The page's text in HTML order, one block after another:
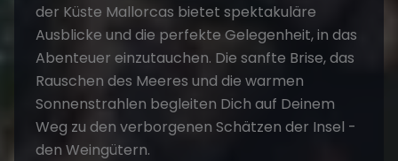
der Küste Mallorcas bietet spektakuläre
Ausblicke und die perfekte Gelegenheit, in das
Abenteuer einzutauchen. Die sanfte Brise, das
Rauschen des Meeres und die warmen
Sonnenstrahlen begleiten Dich auf Deinem
Weg zu den verborgenen Schätzen der Insel -
den Weingütern.